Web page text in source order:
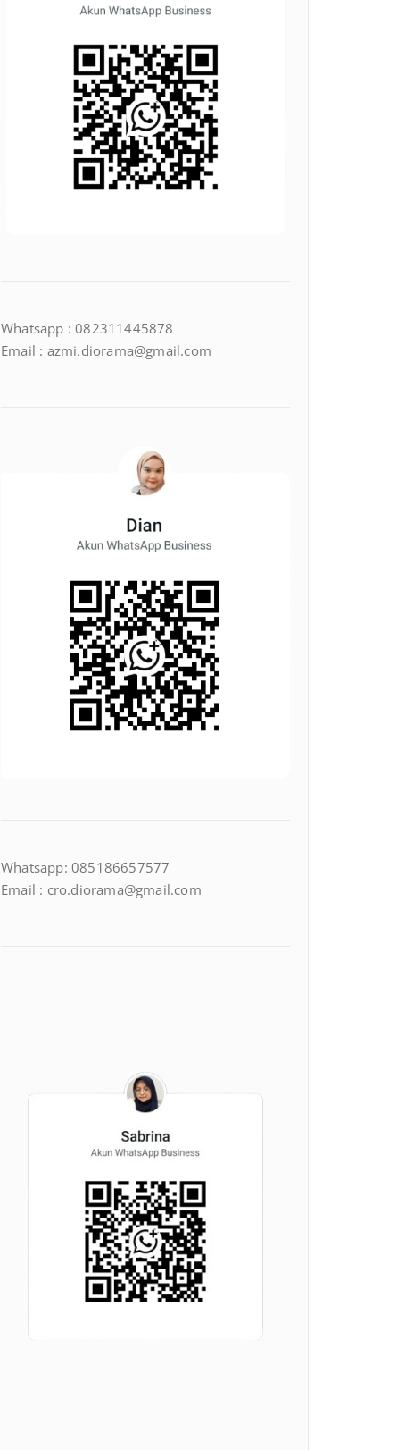
Whatsapp : 082311445878
Email : azmi.diorama@gmail.com
Whatsapp: 085186657577
Email : cro.diorama@gmail.com